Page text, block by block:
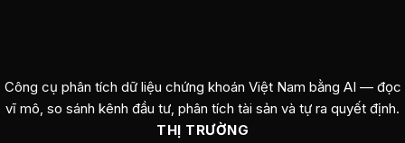
Công cụ phân tích dữ liệu chứng khoán Việt Nam bằng AI — đọc
vĩ mô, so sánh kênh đầu tư, phân tích tài sản và tự ra quyết định.
THỊ TRƯỜNG